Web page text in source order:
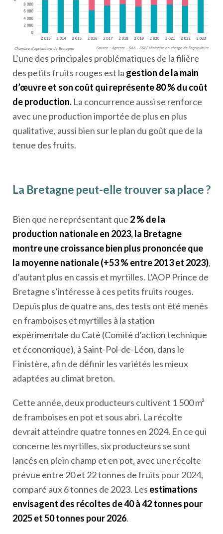
L’une des principales problématiques de la filière
des petits fruits rouges est la gestion de la main
d’œuvre et son coût qui représente 80 % du coût
de production. La concurrence aussi se renforce
avec une production importée de plus en plus
qualitative, aussi bien sur le plan du goût que de la
tenue des fruits.
La Bretagne peut-elle trouver sa place ?
Bien que ne représentant que 2 % de la
production nationale en 2023, la Bretagne
montre une croissance bien plus prononcée que
la moyenne nationale (+53 % entre 2013 et 2023),
d’autant plus en cassis et myrtilles. L’AOP Prince de
Bretagne s’intéresse à ces petits fruits rouges.
Depuis plus de quatre ans, des tests ont été menés
en framboises et myrtilles à la station
expérimentale du Caté (Comité d’action technique
et économique), à Saint-Pol-de-Léon, dans le
Finistère, afin de définir les variétés les mieux
adaptées au climat breton.
Cette année, deux producteurs cultivent 1 500 m²
de framboises en pot et sous abri. La récolte
devrait atteindre quatre tonnes en 2024. En ce qui
concerne les myrtilles, six producteurs se sont
lancés en plein champ et en pot, avec une récolte
prévue entre 20 et 22 tonnes de fruits pour 2024,
comparé aux 6 tonnes de 2023. Les estimations
envisagent des récoltes de 40 à 42 tonnes pour
2025 et 50 tonnes pour 2026.